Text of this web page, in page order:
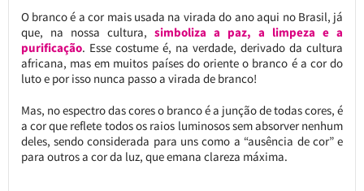
O branco é a cor mais usada na virada do ano aqui no Brasil, já
que, na nossa cultura, simboliza a paz, a limpeza e a
purificação. Esse costume é, na verdade, derivado da cultura
africana, mas em muitos países do oriente o branco é a cor do
luto e por isso nunca passo a virada de branco!
Mas, no espectro das cores o branco é a junção de todas cores, é
a cor que reflete todos os raios luminosos sem absorver nenhum
deles, sendo considerada para uns como a “ausência de cor” e
para outros a cor da luz, que emana clareza máxima.